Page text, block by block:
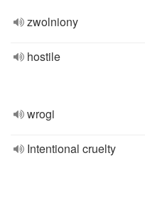
zwolniony
hostile
wrogi
Intentional cruelty